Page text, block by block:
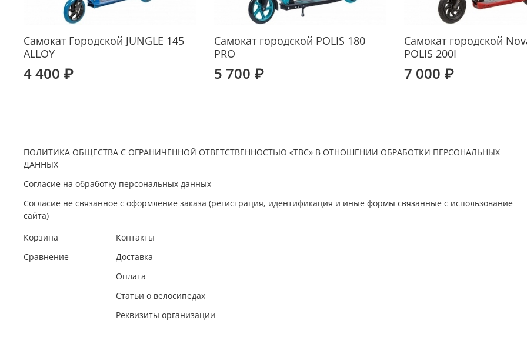
Самокат Городской JUNGLE 145
ALLOY
4 400 ₽
Самокат городской POLIS 180
PRO
5 700 ₽
Самокат городской
POLIS 200I
7 000 ₽
ПОЛИТИКА ОБЩЕСТВА С ОГРАНИЧЕННОЙ ОТВЕТСТВЕННОСТЬЮ «ТВС» В ОТНОШЕНИИ ОБРАБОТКИ ПЕРСОНАЛЬНЫХ
ДАННЫХ
Согласие на обработку персональных данных
Согласие не связанное с оформление заказа (регистрация, идентификация и иные формы связанные с использование
сайта)
Корзина
Сравнение
Контакты
Доставка
Оплата
Статьи о велосипедах
Реквизиты организации